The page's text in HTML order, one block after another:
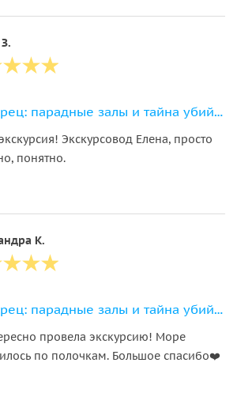
Юсуповский дворец: парадные залы и тайна убийства Распутина
Экскурсовод Елена, просто
понятно.
К.
Юсуповский дворец: парадные залы и тайна убийства Распутина
провела экскурсию! Море
по полочкам. Большое спасибо❤️